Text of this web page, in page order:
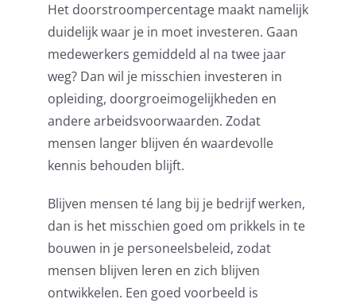
Het doorstroompercentage maakt namelijk
duidelijk waar je in moet investeren. Gaan
medewerkers gemiddeld al na twee jaar
weg? Dan wil je misschien investeren in
opleiding, doorgroeimogelijkheden en
andere arbeidsvoorwaarden. Zodat
mensen langer blijven én waardevolle
kennis behouden blijft.
Blijven mensen té lang bij je bedrijf werken,
dan is het misschien goed om prikkels in te
bouwen in je personeelsbeleid, zodat
mensen blijven leren en zich blijven
ontwikkelen. Een goed voorbeeld is